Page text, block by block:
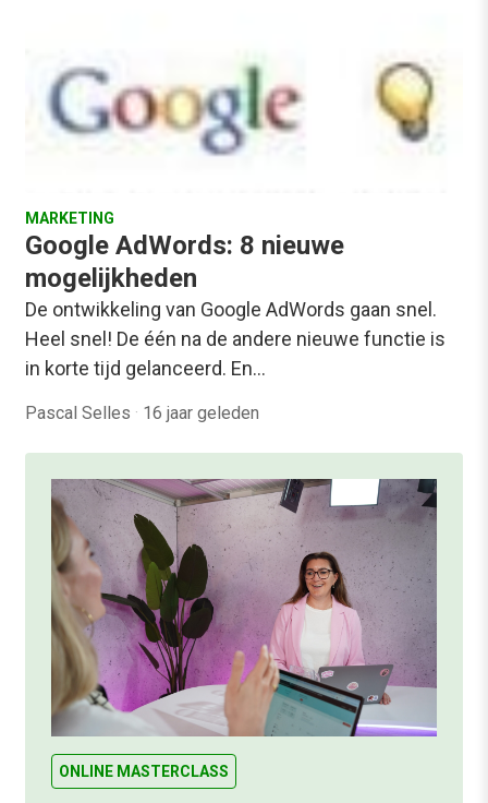
MARKETING
Google AdWords: 8 nieuwe
mogelijkheden
De ontwikkeling van Google AdWords gaan snel.
Heel snel! De één na de andere nieuwe functie is
in korte tijd gelanceerd. En…
Pascal Selles · 16 jaar geleden
ONLINE MASTERCLASS